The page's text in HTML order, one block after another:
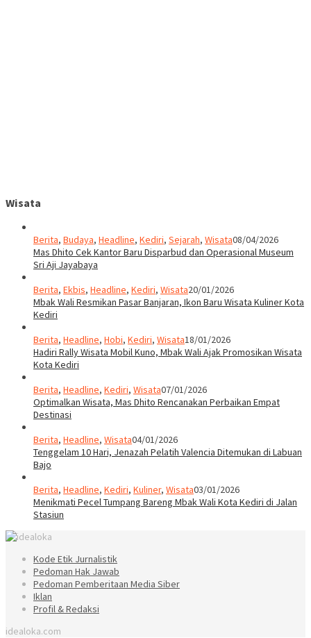
Wisata
Berita, Budaya, Headline, Kediri, Sejarah, Wisata08/04/2026
Mas Dhito Cek Kantor Baru Disparbud dan Operasional Museum
Sri Aji Jayabaya
Berita, Ekbis, Headline, Kediri, Wisata20/01/2026
Mbak Wali Resmikan Pasar Banjaran, Ikon Baru Wisata Kuliner Kota
Kediri
Berita, Headline, Hobi, Kediri, Wisata18/01/2026
Hadiri Rally Wisata Mobil Kuno, Mbak Wali Ajak Promosikan Wisata
Kota Kediri
Berita, Headline, Kediri, Wisata07/01/2026
Optimalkan Wisata, Mas Dhito Rencanakan Perbaikan Empat
Destinasi
Berita, Headline, Wisata04/01/2026
Tenggelam 10 Hari, Jenazah Pelatih Valencia Ditemukan di Labuan
Bajo
Berita, Headline, Kediri, Kuliner, Wisata03/01/2026
Menikmati Pecel Tumpang Bareng Mbak Wali Kota Kediri di Jalan
Stasiun
Kode Etik Jurnalistik
Pedoman Hak Jawab
Pedoman Pemberitaan Media Siber
Iklan
Profil & Redaksi
idealoka.com